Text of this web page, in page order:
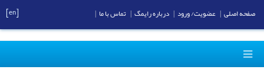
صفحه اصلی عضویت/ ورود درباره رایمگ تماس با ما